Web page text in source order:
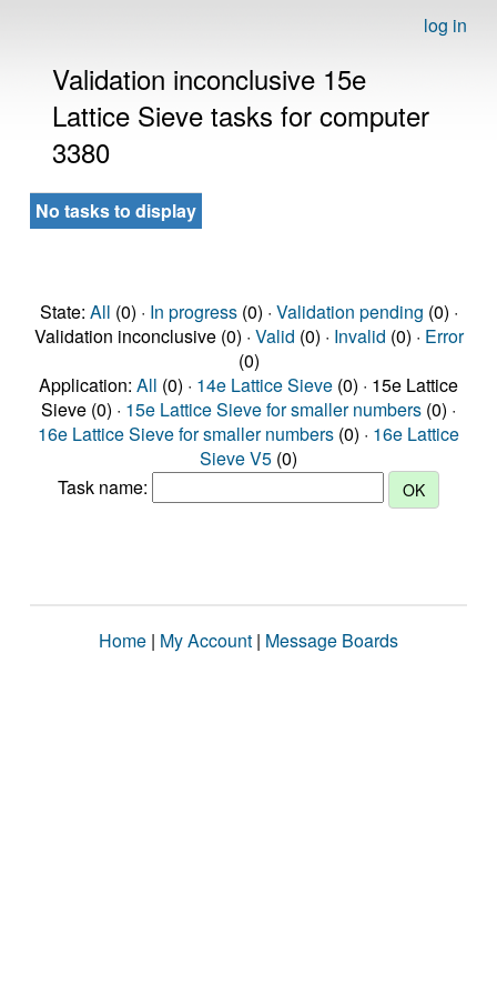
log in
Validation inconclusive 15e
Lattice Sieve tasks for computer
3380
No tasks to display
State: All (0) · In progress(0) · Validation pending (0) ·
Validation inconclusive (0) · Valid (0) · Invalid (0) · Error
(0)
Application: All (0) · 14e Lattice Sieve (0) · 15e Lattice
Sieve (0) · 15e Lattice Sieve for smaller numbers (0) ·
16e Lattice Sieve for smaller numbers (0) · 16e Lattice
Sieve V5 (0)
Task name:
Home | My Account | Message Boards